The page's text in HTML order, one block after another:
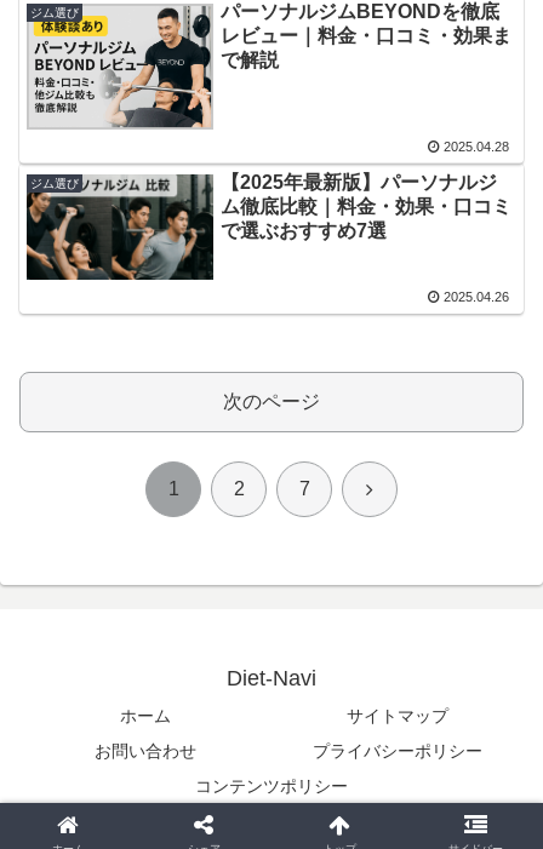
ジム選び
パーソナルジムBEYONDを徹底
レビュー｜料金・口コミ・効果ま
で解説
2025.04.28
ジム選び
【2025年最新版】パーソナルジ
ム徹底比較｜料金・効果・口コミ
で選ぶおすすめ7選
2025.04.26
次のページ
1 2 7 次
Diet-Navi
ホーム
サイトマップ
お問い合わせ
プライバシーポリシー
コンテンツポリシー
© 2025 Diet-Navi.